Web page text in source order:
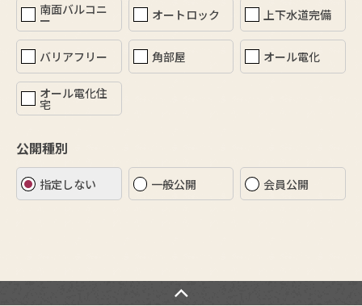
南面バルコニ
ー オートロック 上下水道完備
バリアフリー 角部屋 オール電化
オール電化住
宅
公開種別
指定しない 一般公開 会員公開